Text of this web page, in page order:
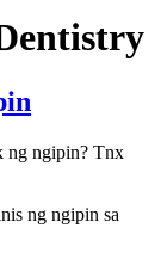
ng ngipin? Tnx
ng ngipin sa